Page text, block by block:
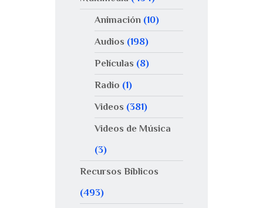
Animación(10)
Audios (198)
Películas (8)
Radio (1)
Videos (381)
Videos de Música
(3)
Recursos Bíblicos
(493)